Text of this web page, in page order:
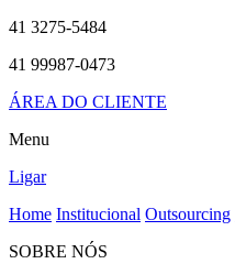
41 3275-5484
41 99987-0473
ÁREA DO CLIENTE
Menu
Ligar
Home Institucional Outsourcing
SOBRE NÓS